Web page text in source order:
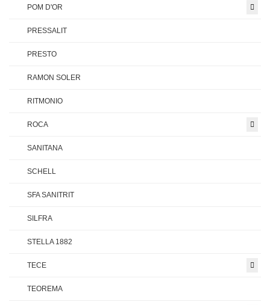
POM D'OR
PRESSALIT
PRESTO
RAMON SOLER
RITMONIO
ROCA
SANITANA
SCHELL
SFA SANITRIT
SILFRA
STELLA 1882
TECE
TEOREMA